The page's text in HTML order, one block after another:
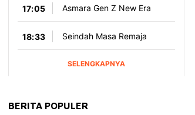
BERITA POPULER